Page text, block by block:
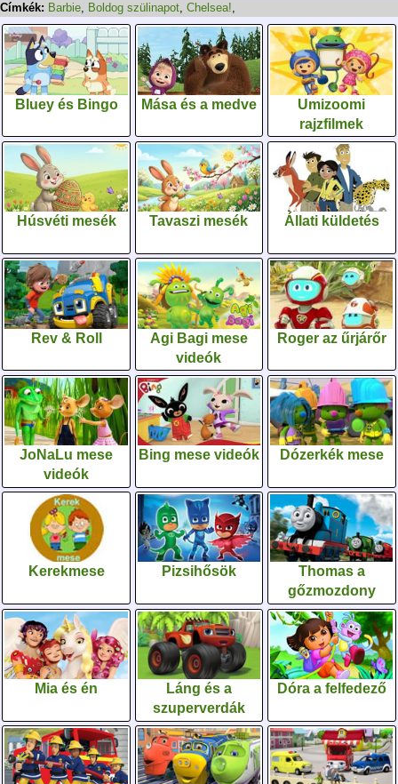
Címkék: Barbie, Boldog szülinapot, Chelsea!,
Bluey és Bingo Mása és a medve
Umizoomi
rajzfilmek
Húsvéti mesék Tavaszi mesék Állati küldetés
Rev & Roll
Agi Bagi mese
videók
Roger az űrjárőr
JoNaLu mese
videók
Bing mese videók Dózerkék mese
Kerekmese Pizsihősök
Thomas a
gőzmozdony
Mia és én
Láng és a
szuperverdák
Dóra a felfedező